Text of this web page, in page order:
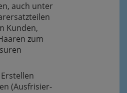
auch unter
Kunden,
zum
(Ausfrisier-